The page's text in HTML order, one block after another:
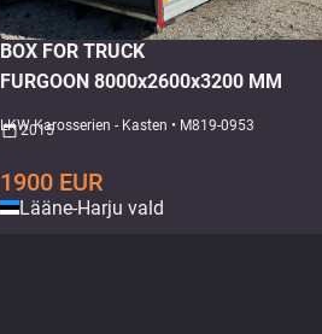
BOX FOR TRUCK
FURGOON 8000x2600x3200 MM
LKW Karosserien - Kasten • M819-0953
2015
1900 EUR
Lääne-Harju vald